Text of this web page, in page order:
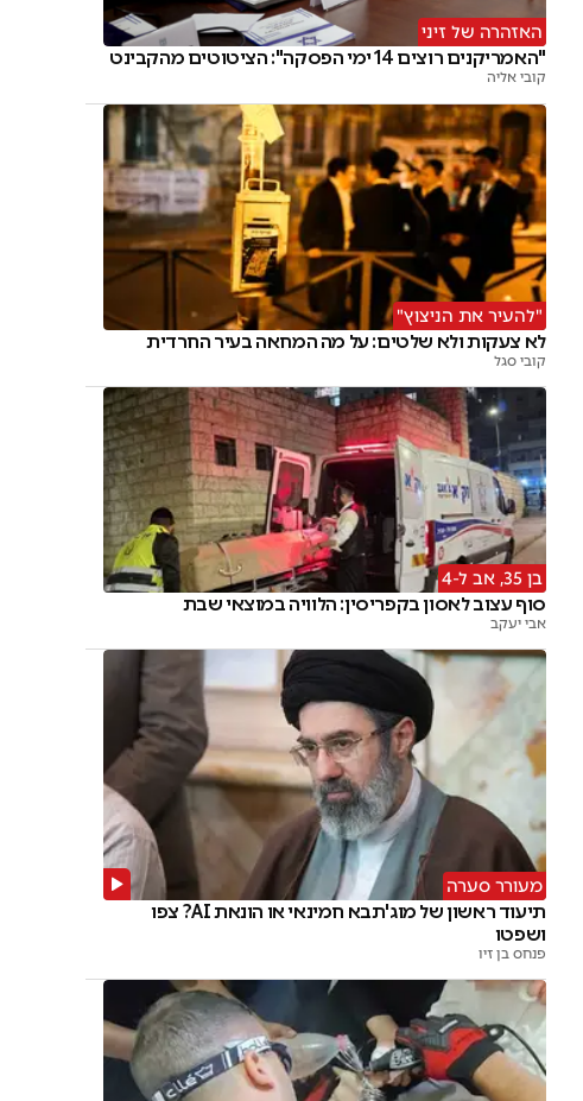
האזהרה של זיני
"האמריקנים רוצים 14 ימי הפסקה": הציטוטים מהקבינט
קובי אליה
"להעיר את הניצוץ"
לא צעקות ולא שלטים: על מה המחאה בעיר החרדית
קובי סגל
בן 35, אב ל-4
סוף עצוב לאסון בקפריסין: הלוויה במוצאי שבת
אבי יעקב
מעורר סערה
תיעוד ראשון של מוג'תבא חמינאי או הונאת AI? צפו
ושפטו
פנחס בן זיו